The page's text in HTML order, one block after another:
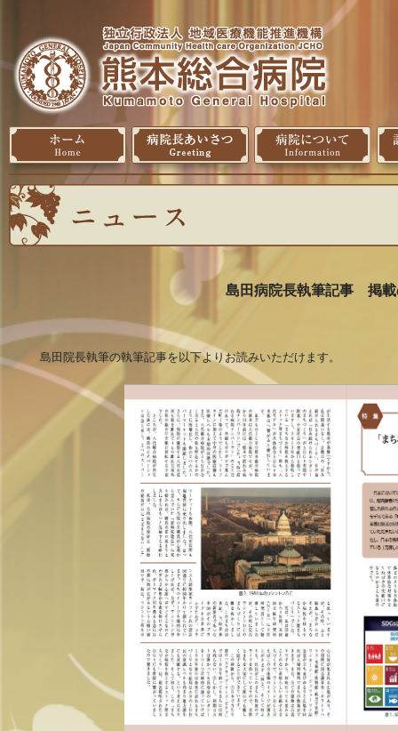
島田病院長執筆記事 掲載
島田院長執筆の執筆記事を以下よりお読みいただけます。